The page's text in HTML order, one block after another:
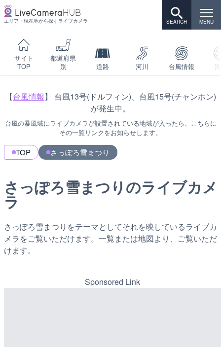
エリア・現在地から探すライブカメラ
サイト
TOP
都道府県
別
道路 河川 台風情報
【台風情報】 台風13号(ドルフィン)、台風15号(チャンホン)
が発生中。
台風の暴風域にライブカメラが設置されている地域が入ったら、こちらに
その一覧リンクをお知らせします。
TOP さっぽろ雪まつり
さっぽろ雪まつりのライブカメ
ラ
さっぽろ雪まつりをテーマとしてそれを映しているライブカ
メラをご覧いただけます。一覧または地図より、ご覧いただ
けます。
Sponsored Link